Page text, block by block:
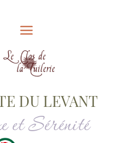
DU LEVANT
et Sérénité